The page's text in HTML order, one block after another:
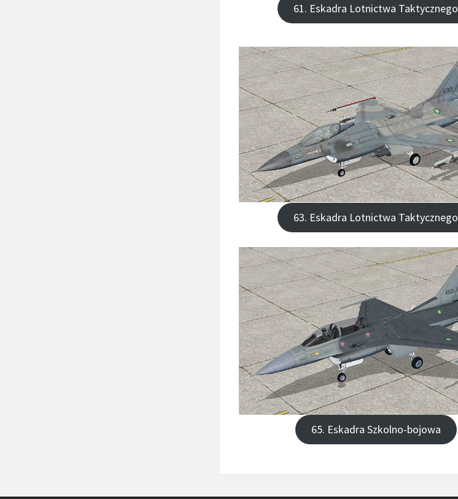
61. Eskadra Lotnictwa Taktycznego
63. Eskadra Lotnictwa Taktycznego
65. Eskadra Szkolno-bojowa